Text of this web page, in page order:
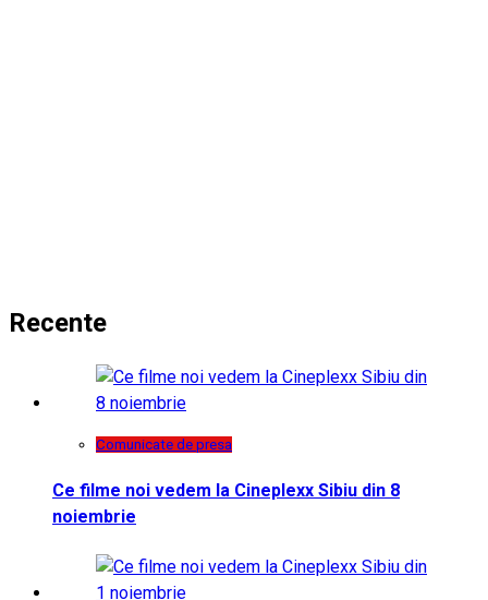
Recente
Comunicate de presa
Ce filme noi vedem la Cineplexx Sibiu din 8
noiembrie